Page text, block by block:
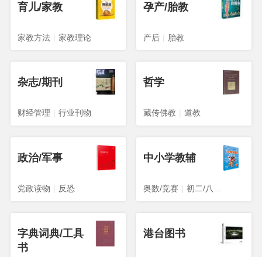
育儿/家教
家教方法 | 家教理论
孕产/胎教
产后 | 胎教
杂志/期刊
财经管理 | 行业刊物
哲学
藏传佛教 | 道教
政治/军事
党政读物 | 反恐
中小学教辅
奥数/竞赛 |
字典词典/工具
书
港台图书